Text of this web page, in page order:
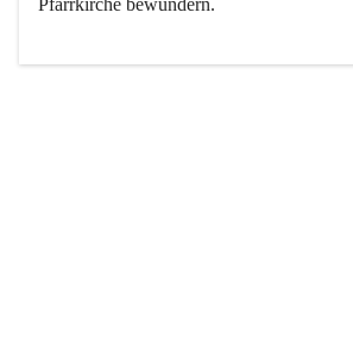
Pfarrkirche bewundern.
Der Weinbau dominert heute nicht mehr,